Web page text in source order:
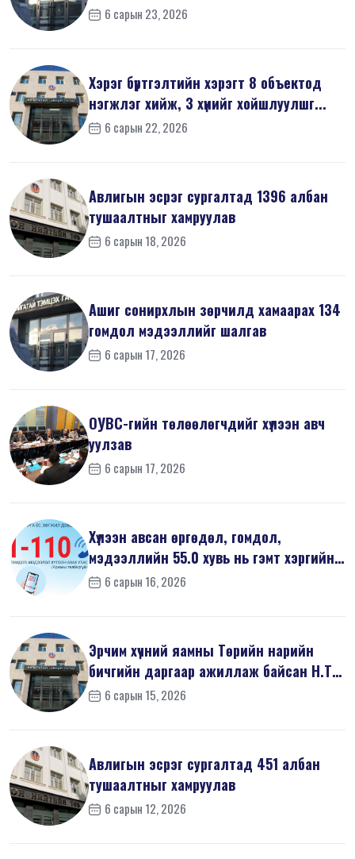
мэдүүл...
6 сарын 23, 2026
Хэрэг бүртгэлтийн хэрэгт 8 объектод
нэгжлэг хийж, 3 хүнийг хойшлуулшг...
6 сарын 22, 2026
Авлигын эсрэг сургалтад 1396 албан
тушаалтныг хамруулав
6 сарын 18, 2026
Ашиг сонирхлын зөрчилд хамаарах 134
гомдол мэдээллийг шалгав
6 сарын 17, 2026
ОУВС-гийн төлөөлөгчдийг хүлээн авч
уулзав
6 сарын 17, 2026
Хүлээн авсан өргөдөл, гомдол,
мэдээллийн 55.0 хувь нь гэмт хэргийн
шин...
6 сарын 16, 2026
Эрчим хүчний яамны Төрийн нарийн
бичгийн даргаар ажиллаж байсан Н.Т
на...6 сарын 15, 2026
Авлигын эсрэг сургалтад 451 албан
тушаалтныг хамруулав
6 сарын 12, 2026